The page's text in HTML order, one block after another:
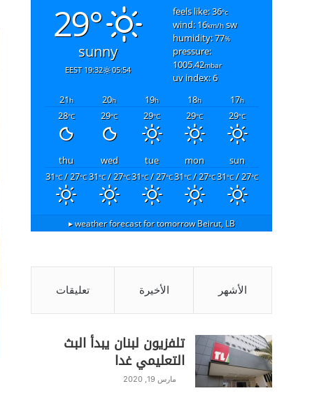
29°
sunny
05:54
19:32 EEST
feels like: 36°c
wind: 16km/hsw
humidity: 77%
pressure:
1005.42mbar
uv index: 6
17h
18h
19h
20h
21h
29°C
29°C
29°C
29°C
28°C
sun
mon
tue
wed
thu
31°C/ 27°C
31°C/ 27°C
31°C/ 27°C
31°C/ 27°C
31°C/ 27°C
Beirut, LB
weather forecast for tomorrow ▸
الأشهر الأخيرة تعليقات
تلفزيون لبنان يبدأ البث
التعليمي غدا
مارس 19, 2020